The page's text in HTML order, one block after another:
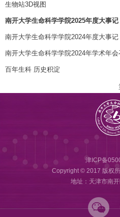
生物站3D视图
南开大学生命科学学院2025年度大事记
南开大学生命科学学院2024年度大事记
南开大学生命科学学院2024年学术年会
百年生科 历史积淀
津ICP备
Copyright © 2017 版权
地址：天津市南